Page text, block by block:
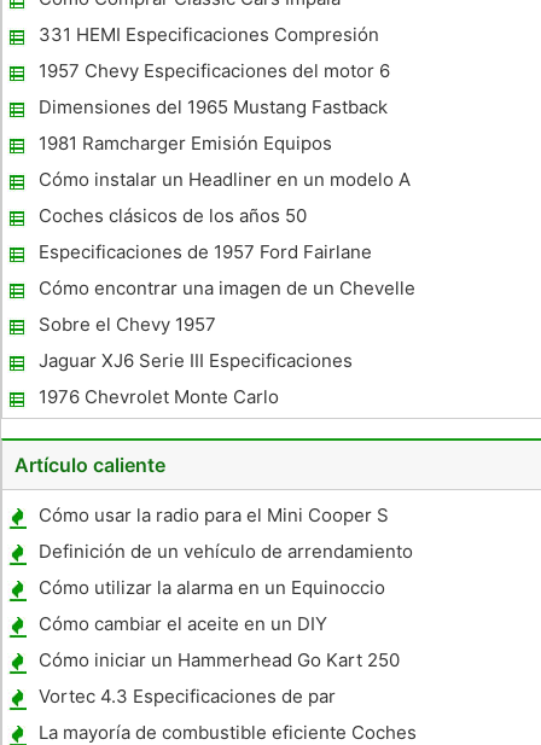
el sedán de la ciudad y de la ciudad de Victoria. El modelo de
pro
331 HEMI Especificaciones Compresión
1957 Chevy Especificaciones del motor 6
cilindros
Dimensiones del 1965 Mustang Fastback
1981 Ramcharger Emisión Equipos
Requisitos
Cómo instalar un Headliner en un modelo A
Car
Coches clásicos de los años 50
Especificaciones de 1957 Ford Fairlane
Cómo encontrar una imagen de un Chevelle
1966
Sobre el Chevy 1957
Jaguar XJ6 Serie III Especificaciones
1976 Chevrolet Monte Carlo
Especificaciones
Artículo caliente
Cómo usar la radio para el Mini Cooper S
Definición de un vehículo de arrendamiento
comercial
Cómo utilizar la alarma en un Equinoccio
2007
Cómo cambiar el aceite en un DIY
mantenimiento de la motocicleta y el Curso
de reparación
Cómo iniciar un Hammerhead Go Kart 250
SS
Vortec 4.3 Especificaciones de par
La mayoría de combustible eficiente Coches